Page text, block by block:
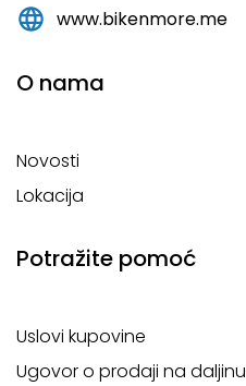
www.bikenmore.me
O nama
Novosti
Lokacija
Potražite pomoć
Uslovi kupovine
Ugovor o prodaji na daljinu